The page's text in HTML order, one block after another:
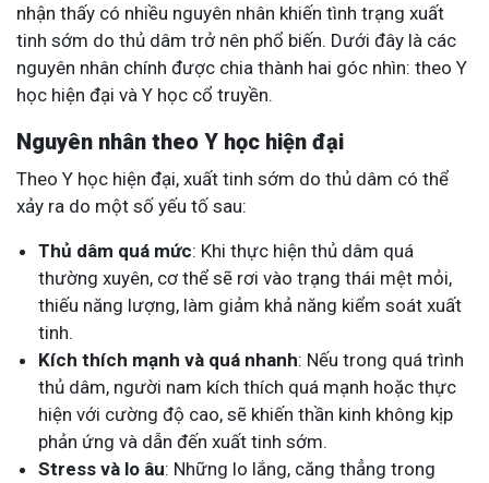
nhận thấy có nhiều nguyên nhân khiến tình trạng xuất
tinh sớm do thủ dâm trở nên phổ biến. Dưới đây là các
nguyên nhân chính được chia thành hai góc nhìn: theo Y
học hiện đại và Y học cổ truyền.
Nguyên nhân theo Y học hiện đại
Theo Y học hiện đại, xuất tinh sớm do thủ dâm có thể
xảy ra do một số yếu tố sau:
Thủ dâm quá mức: Khi thực hiện thủ dâm quá
thường xuyên, cơ thể sẽ rơi vào trạng thái mệt mỏi,
thiếu năng lượng, làm giảm khả năng kiểm soát xuất
tinh.
Kích thích mạnh và quá nhanh: Nếu trong quá trình
thủ dâm, người nam kích thích quá mạnh hoặc thực
hiện với cường độ cao, sẽ khiến thần kinh không kịp
phản ứng và dẫn đến xuất tinh sớm.
Stress và lo âu: Những lo lắng, căng thẳng trong